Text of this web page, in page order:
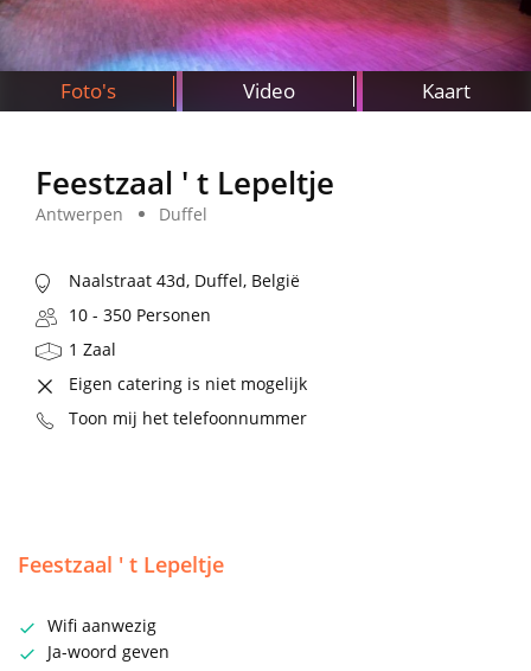
Foto's Video Kaart
Feestzaal ' t Lepeltje
Antwerpen Duffel
Naalstraat 43d, Duffel, België
10 - 350 Personen
1 Zaal
Eigen catering is niet mogelijk
Toon mij het telefoonnummer
Feestzaal ' t Lepeltje
Wifi aanwezig
Ja-woord geven